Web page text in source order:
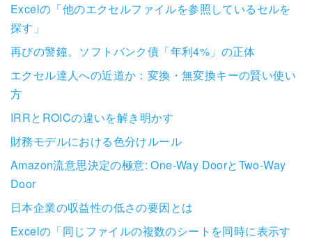
Excelの「他のエクセルファイルを参照しているセルを
探す」
再びの警鐘。ソフトバンク債「年利4%」の正体
エクセル達人への近道か：変換・無変換キーの賢い使い
方
IRRとROICの違いを解き明かす
財務モデルにおける色分けルール
Amazon流意思決定の極意: One-Way DoorとTwo-Way
Door
日本企業の収益性の低さの要因とは
Excelの「同じファイルの複数のシートを同時に表示す